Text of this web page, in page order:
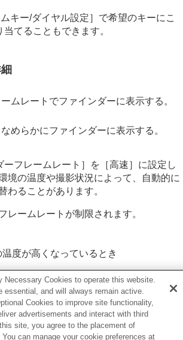
の設定
/モニターの設定
明るさ
ダー色温度
ダーフレームレート
こと
する
キー/ダイヤル設定］ で希望のキーにこ
てることもできます。
ムレートでファインダーに表示する。
めらかにファインダーに表示する。
ーフレームレート］ を ［高速］ に設定し
境の温度や撮影状況によって、自動的に
わることがあります。
レームレートが制限されます。
度が高くなっているとき
タンやダイヤルに割り当てる（ カスタム
）
Necessary Cookies to operate this website.
essential, and will always remain active.
Cookies to improve site functionality,
advertisements and interact with third
site, you agree to the placement of
can manage your cookie preferences at